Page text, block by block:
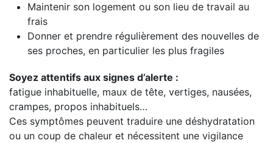
Maintenir son logement ou son lieu de travail au
frais
Donner et prendre régulièrement des nouvelles de
ses proches, en particulier les plus fragiles
Soyez attentifs aux signes d’alerte :
fatigue inhabituelle, maux de tête, vertiges, nausées,
crampes, propos inhabituels…
Ces symptômes peuvent traduire une déshydratation
ou un coup de chaleur et nécessitent une vigilance